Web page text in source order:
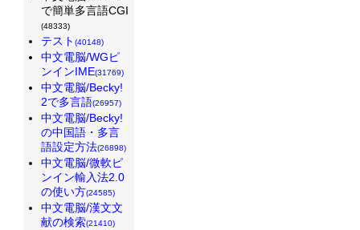
で簡単多言語CGI
(48333)
テスト (40148)
中文電脳/WGピ
ンインIME(31769)
中文電脳/Becky!
2で多言語(26957)
中文電脳/Becky!
の中国語・多言
語設定方法(26898)
中文電脳/微軟ピ
ンイン輸入法2.0
の使い方(24585)
中文電脳/漢文文
献の検索(21410)